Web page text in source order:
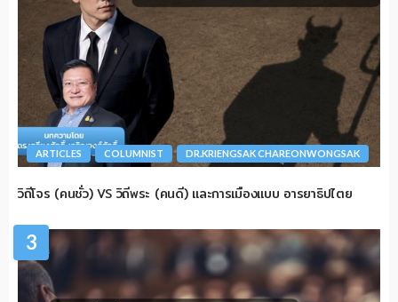
ARTICLES COLUMNIST DR.KRIENGSAK CHAREONWONGSAK
วิถีโจร (คนชั่ว) VS วิถีพระ (คนดี) และการเมืองแบบ อารยาธิปไตย
3